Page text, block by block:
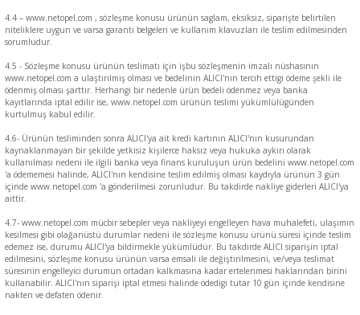
4.4 – www.netopel.com , sözleşme konusu ürünün saglam, eksiksiz, siparişte belirtilen
niteliklere uygun ve varsa garanti belgeleri ve kullanım klavuzları ile teslim edilmesinden
sorumludur.
4.5 - Sözleşme konusu ürünün teslimatı için işbu sözleşmenin imzalı nüshasının
www.netopel.com a ulaştırılmış olması ve bedelinin ALICI'nın tercih ettigi ödeme şekli ile
ödenmiş olması şarttır. Herhangi bir nedenle ürün bedeli ödenmez veya banka
kayıtlarında iptal edilir ise, www.netopel.com ürünün teslimi yükümlülügünden
kurtulmuş kabul edilir.
4.6- Ürünün tesliminden sonra ALICI'ya ait kredi kartının ALICI'nın kusurundan
kaynaklanmayan bir şekilde yetkisiz kişilerce haksız veya hukuka aykırı olarak
kullanılması nedeni ile ilgili banka veya finans kuruluşun ürün bedelini www.netopel.com
'a ödememesi halinde, ALICI'nın kendisine teslim edilmiş olması kaydıyla ürünün 3 gün
içinde www.netopel.com 'a gönderilmesi zorunludur. Bu takdirde nakliye giderleri ALICI'ya
aittir.
4.7- www.netopel.com mücbir sebepler veya nakliyeyi engelleyen hava muhalefeti, ulaşımın
kesilmesi gibi olağanüstü durumlar nedeni ile sözleşme konusu ürünü süresi içinde teslim
edemez ise, durumu ALICI'ya bildirmekle yükümlüdür. Bu takdirde ALICI siparişin iptal
edilmesini, sözleşme konusu ürünün varsa emsali ile değiştirilmesini, ve/veya teslimat
süresinin engelleyici durumun ortadan kalkmasına kadar ertelenmesi haklarından birini
kullanabilir. ALICI'nın siparişi iptal etmesi halinde ödedigi tutar 10 gün içinde kendisine
nakten ve defaten ödenir.